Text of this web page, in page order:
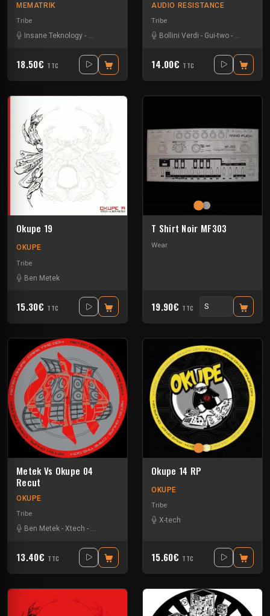
MEMATRIK
Tribe
Insane Teknology - Nesh Mayday Simok
18.50€ TTC
AUDIO RESISTANCE
Tribe
Bollini Verdi - Gui-two - La Tartine
14.00€ TTC
Okupe 19
OKUPE
Tribe
Ben Metek
15.30€ TTC
T Shirt Noir MF303
Wear
19.90€ TTC
Metek Vs Okupe 04
Recut
OKUPE
Tribe
Ben Metek - Xtech - Zayonne
13.40€ TTC
Okupe 14 RP
OKUPE
Tribe
X-tech
15.60€ TTC